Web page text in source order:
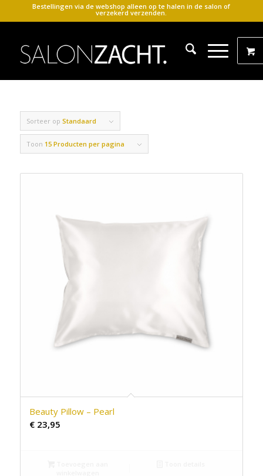
Bestellingen via de webshop alleen op te halen in de salon of
verzekerd verzenden.
Sorteer op Standaard
Toon 15 Producten per pagina
Beauty Pillow – Pearl
€23,95